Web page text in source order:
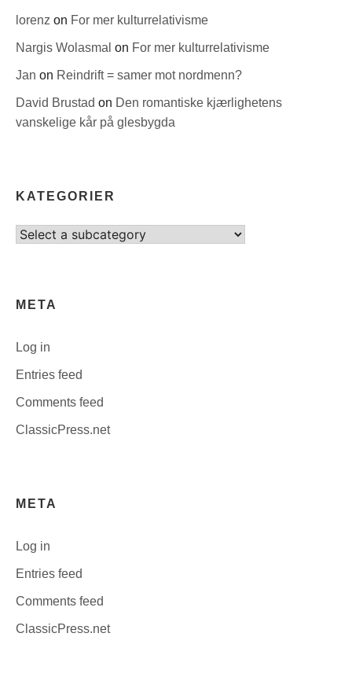
lorenz on For mer kulturrelativisme
Nargis Wolasmal on For mer kulturrelativisme
Jan on Reindrift = samer mot nordmenn?
David Brustad on Den romantiske kjærlighetens
vanskelige kår på glesbygda
KATEGORIER
Select
META
Log in
Entries feed
Comments feed
ClassicPress.net
META
Log in
Entries feed
Comments feed
ClassicPress.net